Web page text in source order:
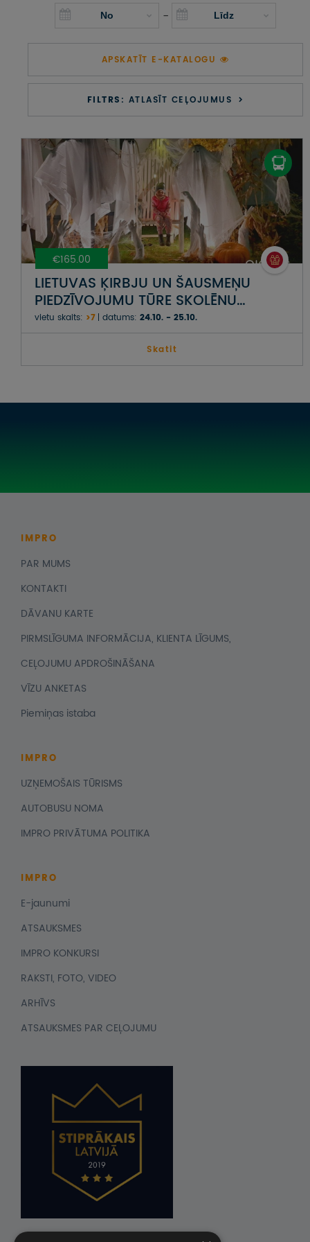
UZŅEMOŠAIS TŪRISMS
IMPRO KONKURSI
PIRMSLĪGUMA INFORMĀCIJA, KLIENTA LĪGUMS,
CEĻOJUMU APDROŠINĀŠANA
VĪZU ANKETAS
PIEMIŅAS ISTABA
IMPRO PRIVĀTUMA POLITIKA
Seko mums:
-
APSKATĪT E-KATALOGU
FILTRS: ATLASĪT CEĻOJUMUS
€165.00
LIETUVAS ĶIRBJU UN ŠAUSMEŅU
PIEDZĪVOJUMU TŪRE SKOLĒNU
BRĪVDIENĀS
vietu skaits: >7 datums: 24.10. - 25.10.
Skatit
IMPRO
PAR MUMS
KONTAKTI
DĀVANU KARTE
PIRMSLĪGUMA INFORMĀCIJA, KLIENTA LĪGUMS,
CEĻOJUMU APDROŠINĀŠANA
VĪZU ANKETAS
Piemiņas istaba
IMPRO
UZŅEMOŠAIS TŪRISMS
AUTOBUSU NOMA
IMPRO PRIVĀTUMA POLITIKA
IMPRO
E-jaunumi
ATSAUKSMES
IMPRO KONKURSI
RAKSTI, FOTO, VIDEO
ARHĪVS
ATSAUKSMES PAR CEĻOJUMU